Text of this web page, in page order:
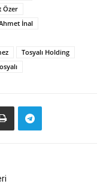
Özer
İnal
Tosyalı Holding